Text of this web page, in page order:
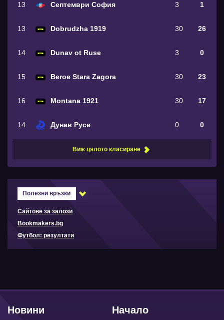
13 Септември София 3 1
13 Dobrudzha 1919 30 26
14 Dunav ot Ruse 3 0
15 Beroe Stara Zagora 30 23
16 Montana 1921 30 17
14 Дунав Русе 0 0
Виж цялото класиране
Полезни връзки
Сайтове за залози
Bookmakers.bg
Футбол: резултати
Начало
Новини